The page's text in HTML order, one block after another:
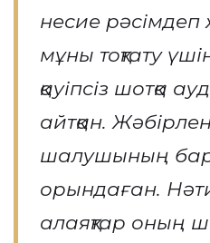
несие рәсімдеп
мұны тоқтату
қауіпсіз шотқа
айтқан.
шалушының
орындаған.
алаяқтар оның